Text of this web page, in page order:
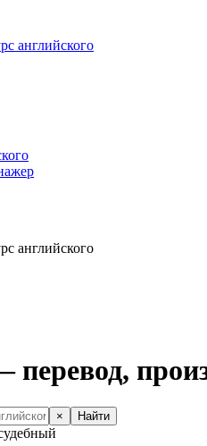
английского
английского
перевод,
× Найти